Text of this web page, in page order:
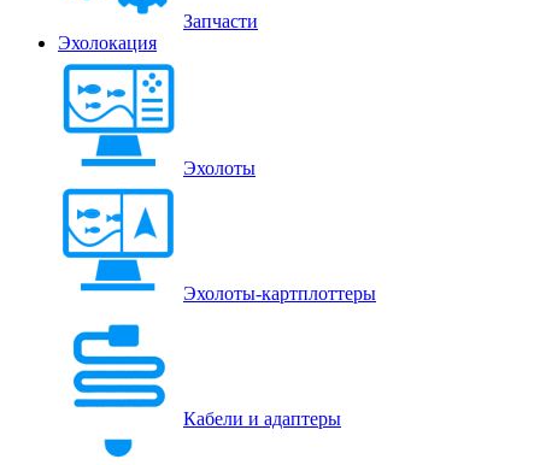
Запчасти
Эхолокация
Эхолоты
Эхолоты-картплоттеры
Кабели и адаптеры